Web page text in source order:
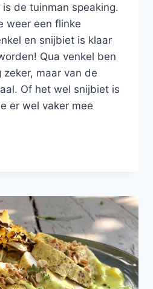
de tuinman speaking.
weer een flinke
en snijbiet is klaar
Qua venkel ben
maar van de
Of het wel snijbiet is
er wel vaker mee